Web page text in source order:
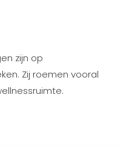
zijn op
Zij roemen vooral